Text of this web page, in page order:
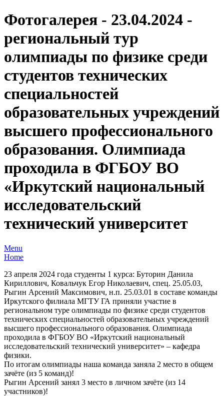
Фотогалерея - 23.04.2024 -
региональный тур
олимпиады по физике среди
студентов технических
специальностей
образовательных учреждений
высшего профессионального
образования. Олимпиада
проходила в ФГБОУ ВО
«Иркутский национальный
исследовательский
технический университет
Menu
Home
23 апреля 2024 года студенты 1 курса: Буторин Данила
Кириллович, Ковальчук Егор Николаевич, спец. 25.05.03,
Рыгин Арсений Максимович, н.п. 25.03.01 в составе команды
Иркутского филиала МГТУ ГА приняли участие в
региональном туре олимпиады по физике среди студентов
технических специальностей образовательных учреждений
высшего профессионального образования. Олимпиада
проходила в ФГБОУ ВО «Иркутский национальный
исследовательский технический университет» – кафедра
физики.
По итогам олимпиады наша команда заняла 2 место в общем
зачёте (из 5 команд)!
Рыгин Арсений занял 3 место в личном зачёте (из 14
участников)!